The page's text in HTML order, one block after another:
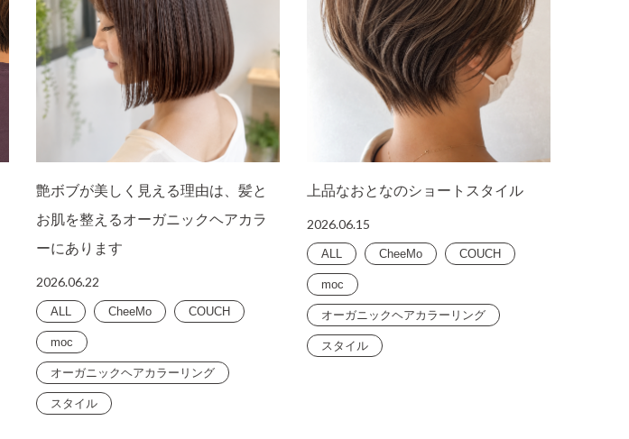
艶ボブが美しく見える理由は、髪と
お肌を整えるオーガニックヘアカラ
ーにあります
2026.06.22
ALL CheeMo COUCH
moc
オーガニックヘアカラーリング
スタイル
上品なおとなのショートスタイル
2026.06.15
ALL CheeMo COUCH
moc
オーガニックヘアカラーリング
スタイル